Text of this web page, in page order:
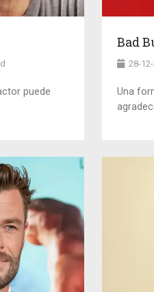
puede
Bad
28-
Una